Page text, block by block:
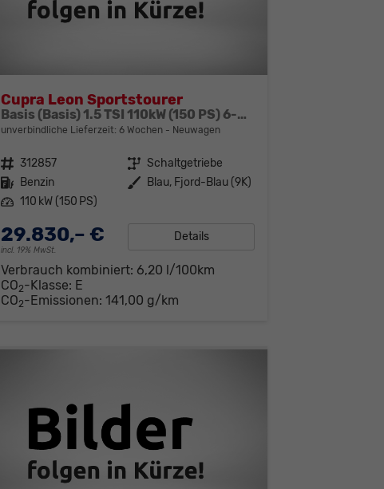
Cupra Leon Sportstourer
Basis (Basis) 1.5 TSI 110kW (150 PS) 6-Gang Schaltgetriebe
unverbindliche Lieferzeit:6 Wochen Neuwagen
Fahrzeugnr. 312857 Getriebe Schaltgetriebe
Kraftstoff Benzin Außenfarbe Blau, Fjord-Blau (9K)
Leistung 110 kW (150 PS)
29.830,– €
incl. 19% MwSt.
Details
Verbrauch kombiniert: 6,20 l/100km
CO2-Klasse: E
CO2-Emissionen:141,00 g/km